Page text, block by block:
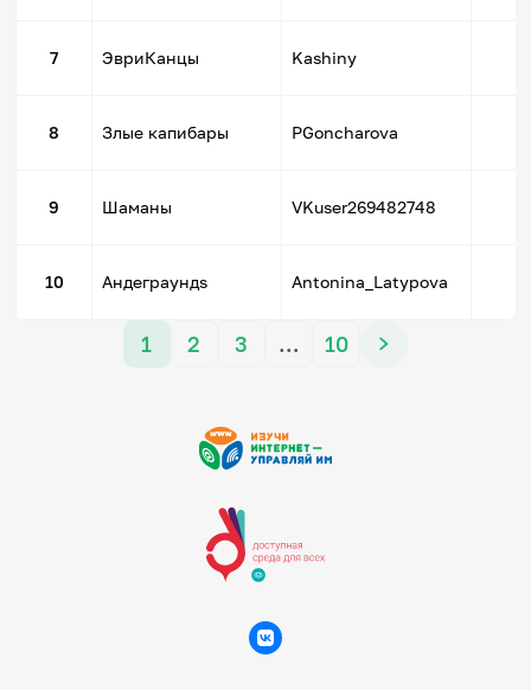
7 ЭвриКанцы Kashiny
8 Злые капибары PGoncharova
9 Шаманы VKuser269482748
10 Андеграундs Antonina_Latypova
1 2 3 … 10